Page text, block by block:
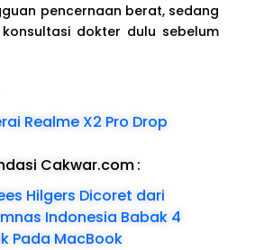
pencernaan berat, sedang
dokter dulu sebelum
Realme X2 Pro Drop
Cakwar.com:
Hilgers Dicoret dari
Indonesia Babak 4
Pada MacBook